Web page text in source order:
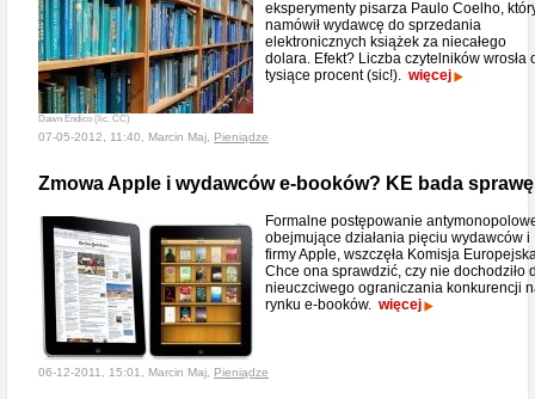
Dawn Endico (lic. CC)
eksperymenty pisarza Paulo Coelho,
namówił wydawcę do sprzedania
elektronicznych książek za niecałego
dolara. Efekt? Liczba czytelników wrosła
tysiące procent (sic!). więcej
07-05-2012, 11:40, Marcin Maj, Pieniądze
Zmowa Apple i wydawców e-booków? KE bada sprawę
Formalne postępowanie
obejmujące działania pięciu wydawców i
firmy Apple, wszczęła Komisja
Chce ona sprawdzić, czy nie dochodziło
nieuczciwego ograniczania konkurencji
rynku e-booków. więcej
06-12-2011, 15:01, Marcin Maj, Pieniądze